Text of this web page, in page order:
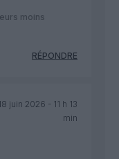
moins
RÉPONDRE
juin 2026 - 11 h 13
min